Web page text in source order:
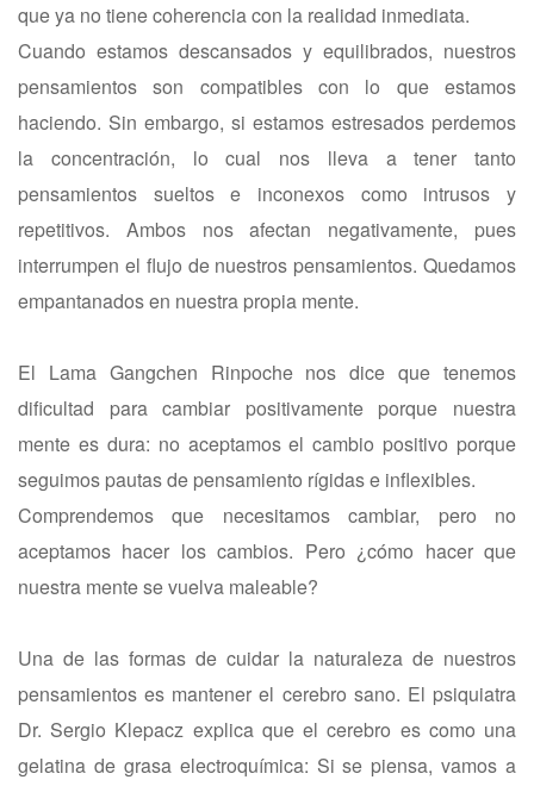
que ya no tiene coherencia con la realidad inmediata.
Cuando estamos descansados y equilibrados, nuestros
pensamientos son compatibles con lo que estamos
haciendo. Sin embargo, si estamos estresados perdemos
la concentración, lo cual nos lleva a tener tanto
pensamientos sueltos e inconexos como intrusos y
repetitivos. Ambos nos afectan negativamente, pues
interrumpen el flujo de nuestros pensamientos. Quedamos
empantanados en nuestra propia mente.
El Lama Gangchen Rinpoche nos dice que tenemos
dificultad para cambiar positivamente porque nuestra
mente es dura: no aceptamos el cambio positivo porque
seguimos pautas de pensamiento rígidas e inflexibles.
Comprendemos que necesitamos cambiar, pero no
aceptamos hacer los cambios. Pero ¿cómo hacer que
nuestra mente se vuelva maleable?
Una de las formas de cuidar la naturaleza de nuestros
pensamientos es mantener el cerebro sano. El psiquiatra
Dr. Sergio Klepacz explica que el cerebro es como una
gelatina de grasa electroquímica: Si se piensa, vamos a